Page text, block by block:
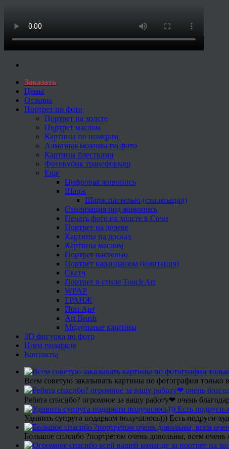
Заказать
Цены
Отзывы
Портрет по фото
Портрет на холсте
Портрет маслом
Картины по номерам
Алмазная мозаика по фото
Картины блестками
Фотокубик трансформер
Еще
Цифровая живопись
Шарж
Шарж пастелью (стилизация)
Стилизация под живопись
Печать фото на холсте в Сочи
Портрет на дереве
Картины на досках
Картины маслом
Портрет пастелью
Портрет карандашом (имитация)
Скетч
Портрет в стиле Touch Art
WPAP
ГРАНЖ
Поп Арт
Art Brush
Модульные картины
3D фигурка по фото
Идеи подарков
Контакты
Всем советую заказывать картины по фотографии только
Ребята спасибо? огромное за вашу работу❤ очень
Удивить супруга подарком получилось))) Есть подруги-
Большое спасибо ?портретом очень довольны, всем очень